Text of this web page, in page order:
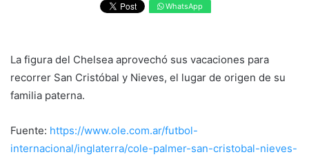
WhatsApp
La figura del Chelsea aprovechó sus vacaciones para
recorrer San Cristóbal y Nieves, el lugar de origen de su
familia paterna.
Fuente: https://www.ole.com.ar/futbol-
internacional/inglaterra/cole-palmer-san-cristobal-nieves-